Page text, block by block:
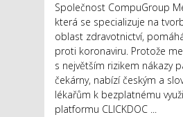
Společnost CompuGroup
která se specializuje na
oblast zdravotnictví,
proti koronaviru. Protože
s největším rizikem nákazy
čekárny, nabízí českým a
lékařům k bezplatnému
platformu CLICKDOC ...